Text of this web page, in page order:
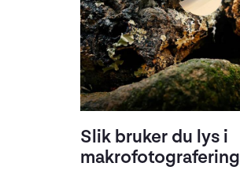
Slik bruker du lys i
makrofotografering